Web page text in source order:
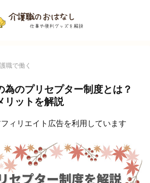
職で働く
為のプリセプター制度とは？
リットを解説
ィリエイト広告を利用しています